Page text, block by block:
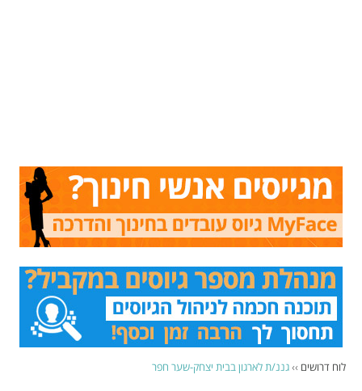
לוח דרושים ››גננ/ת לארגון בבית יצחק-שער חפר